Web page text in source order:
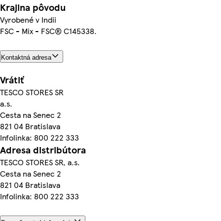
Krajina pôvodu
Vyrobené v Indii
FSC - Mix - FSC® C145338.
Kontaktná adresa
Vrátiť
TESCO STORES SR
a.s.
Cesta na Senec 2
821 04 Bratislava
Infolinka: 800 222 333
Adresa distribútora
TESCO STORES SR, a.s.
Cesta na Senec 2
821 04 Bratislava
Infolinka: 800 222 333